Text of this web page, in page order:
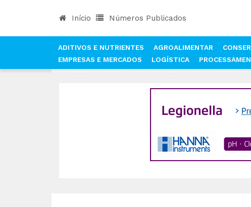
Início Números Publicados
ADITIVOS E NUTRIENTES AGROALIMENTAR
EMPRESAS E MERCADOS
LOGÍSTICA